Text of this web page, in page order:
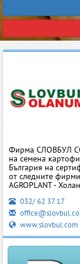
Фирма СЛОВБУЛ
на семена
България на
от следните
AGROPLANT -
032/ 62 37 17
www.slovbul.com